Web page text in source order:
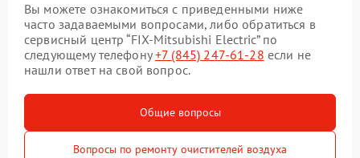
Вы можете ознакомиться с приведенными ниже
часто задаваемыми вопросами, либо обратиться в
сервисный центр “FIX-Mitsubishi Electric” по
следующему телефону+7 (845) 247-61-28 если не
нашли ответ на свой вопрос.
Общие вопросы
Вопросы по ремонту очистителей воздуха